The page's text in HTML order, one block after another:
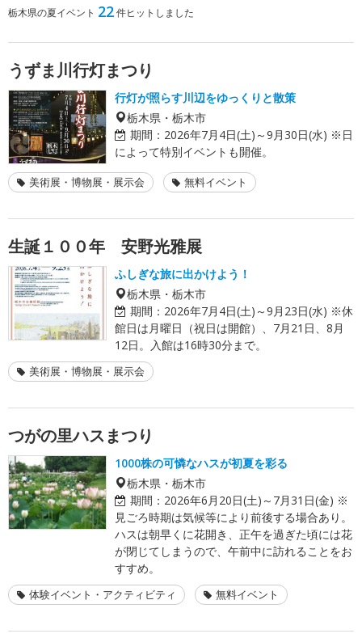
栃木県の夏イベント 22件ヒットしました
うずま川行灯まつり
行灯が照らす川辺をゆっくりと散策
栃木県・栃木市
期間： 2026年7月4日(土)～9月30日(水) ※日
によって特別イベントも開催。
美術展・博物展・展示会 無料イベント
生誕１００年 安野光雅展
ふしぎな旅に出かけよう！
栃木県・栃木市
期間： 2026年7月4日(土)～9月23日(水) ※休
館日は月曜日（祝日は開館）、7月21日、8月
12日。入館は16時30分まで。
美術展・博物展・展示会
つがの里ハスまつり
1000株の可憐なハスが初夏を彩る
栃木県・栃木市
期間： 2026年6月20日(土)～7月31日(金) ※
見ごろ時期は気候等により前後する場合あり。
ハスは朝早くに花開き、正午を過ぎた頃には花
が閉じてしまうので、午前中に訪れることをお
すすめ。
体験イベント・アクティビティ 無料イベント